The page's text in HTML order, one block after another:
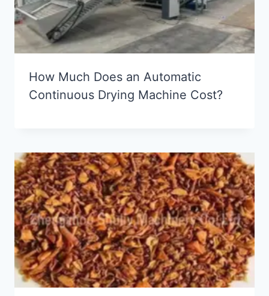
How Much Does an Automatic
Continuous Drying Machine Cost?